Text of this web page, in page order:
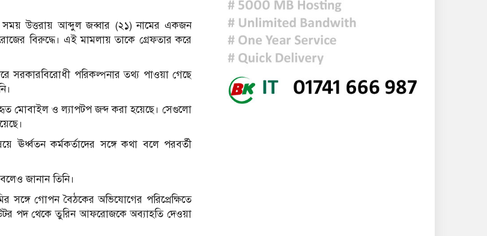
উত্তরায় আব্দুল জব্বার (২১) নামের একজন
বিরুদ্ধে। এই মামলায় তাকে গ্রেফতার করে
সরকারবিরোধী পরিকল্পনার তথ্য পাওয়া গেছে
মোবাইল ও ল্যাপটপ জব্দ করা হয়েছে। সেগুলো
ঊর্ধ্বতন কর্মকর্তাদের সঙ্গে কথা বলে পরবর্তী
জানান তিনি।
সঙ্গে গোপন বৈঠকের অভিযোগের পরিপ্রেক্ষিতে
পদ থেকে তুরিন আফরোজকে অব্যাহতি দেওয়া
ফ্যাসিবাদবিরোধী আন্দোলনে
হত্যাকাণ্ডের বিচার হবে স্বচ্ছ,
নিরপেক্ষ ও বিশ্বাসযোগ্য :
প্রধানমন্ত্রী